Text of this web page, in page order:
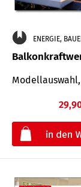
ENERGIE,